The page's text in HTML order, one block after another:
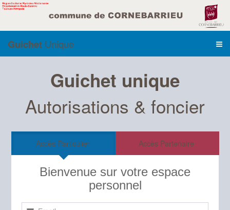
Guichet Unique
Guichet unique
Autorisations & foncier
Accès Particulier Accès Partenaire
Bienvenue sur votre espace
personnel